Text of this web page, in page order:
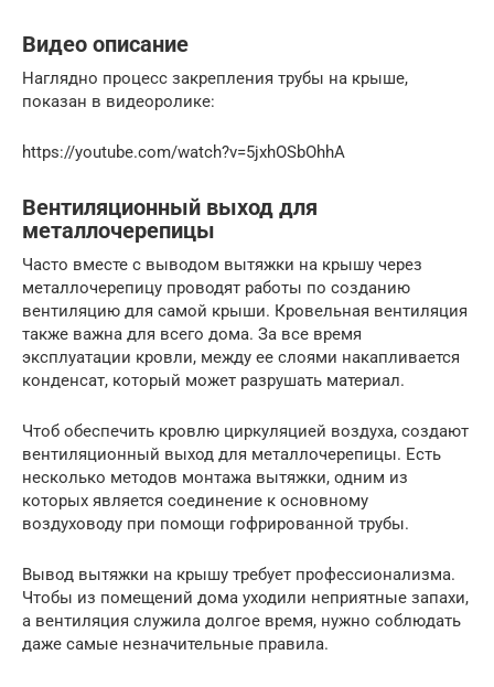
Видео описание
Наглядно процесс закрепления трубы на крыше,
показан в видеоролике:
https://youtube.com/watch?v=5jxhOSbOhhA
Вентиляционный выход для
металлочерепицы
Часто вместе с выводом вытяжки на крышу через
металлочерепицу проводят работы по созданию
вентиляцию для самой крыши. Кровельная вентиляция
также важна для всего дома. За все время
эксплуатации кровли, между ее слоями накапливается
конденсат, который может разрушать материал.
Чтоб обеспечить кровлю циркуляцией воздуха, создают
вентиляционный выход для металлочерепицы. Есть
несколько методов монтажа вытяжки, одним из
которых является соединение к основному
воздуховоду при помощи гофрированной трубы.
Вывод вытяжки на крышу требует профессионализма.
Чтобы из помещений дома уходили неприятные запахи,
а вентиляция служила долгое время, нужно соблюдать
даже самые незначительные правила.